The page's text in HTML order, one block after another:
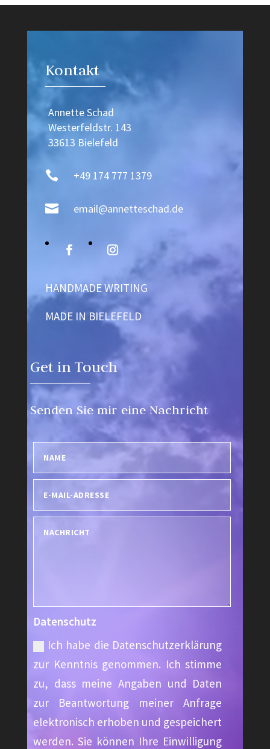
Kontakt
Annette Schad
Westerfeldstr. 143
33613 Bielefeld
 +49 174 777 1379
 email@annetteschad.de
HANDMADE WRITING
MADE IN BIELEFELD
Get in Touch
Senden Sie mir eine Nachricht
Datenschutz
Ich habe die Datenschutzerklärung
zur Kenntnis genommen. Ich stimme
zu, dass meine Angaben und Daten
zur Beantwortung meiner Anfrage
elektronisch erhoben und gespeichert
werden. Sie können Ihre Einwilligung